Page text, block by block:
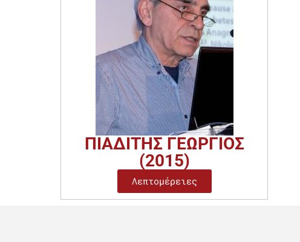
ΠΙΑΔΙΤΗΣ ΓΕΩΡΓΙΟΣ
(2015)
Λεπτομέρειες